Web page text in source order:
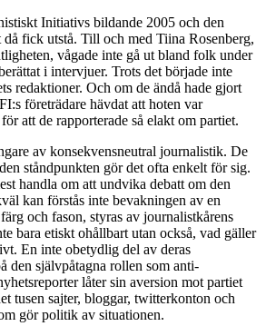
Initiativs bildande 2005 och den
fick utstå. Till och med Tiina Rosenberg,
vågade inte gå ut bland folk under
i intervjuer. Trots det började inte
redaktioner. Och om de ändå hade gjort
företrädare hävdat att hoten var
att de rapporterade så elakt om partiet.
av konsekvensneutral journalistik. De
ståndpunkten gör det ofta enkelt för sig.
handla om att undvika debatt om den
kan förstås inte bevakningen av en
och fason, styras av journalistkårens
bara etiskt ohållbart utan också, vad gäller
En inte obetydlig del av deras
den självpåtagna rollen som anti-
låter sin aversion mot partiet
tusen sajter, bloggar, twitterkonton och
gör politik av situationen.